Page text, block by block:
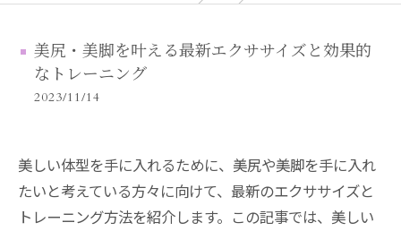
美尻・美脚を叶える最新エクササイズと効果的
なトレーニング
2023/11/14
美しい体型を手に入れるために、美尻や美脚を手に入れ
たいと考えている方々に向けて、最新のエクササイズと
トレーニング方法を紹介します。この記事では、美しい